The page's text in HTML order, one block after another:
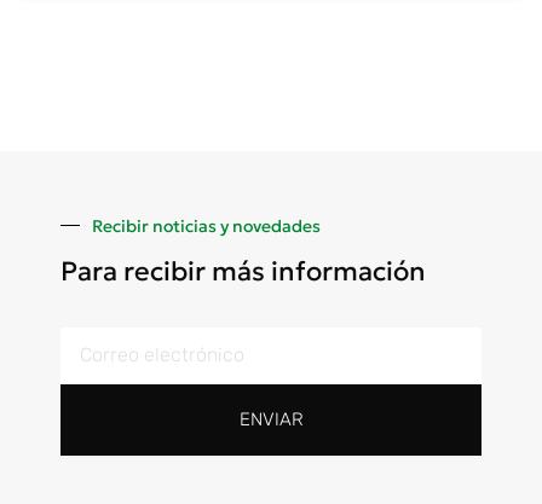
Recibir noticias y novedades
Para recibir más información
ENVIAR